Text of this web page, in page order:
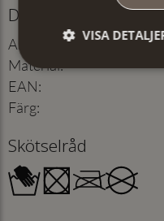
Detaljer
Artikelnummer:
Material:
EAN:
Färg:
Skötselråd
VISA